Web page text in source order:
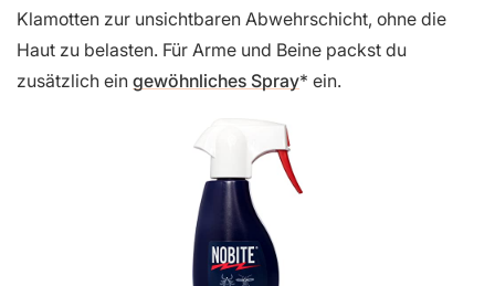
Klamotten zur unsichtbaren Abwehrschicht, ohne die
Haut zu belasten. Für Arme und Beine packst du
zusätzlich ein gewöhnliches Spray ein.